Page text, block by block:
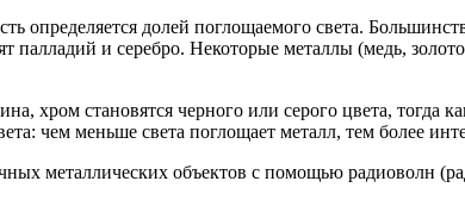
определяется долей поглощаемого света.
палладий и серебро. Некоторые металлы (медь,
хром становятся черного или серого цвета,
чем меньше света поглощает металл, тем более
металлических объектов с помощью радиоволн